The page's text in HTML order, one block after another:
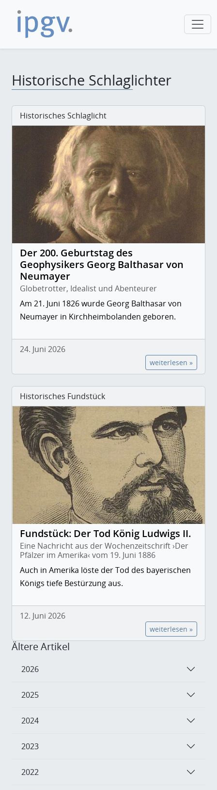
Historische Schlaglichter
Historisches Schlaglicht
Der 200. Geburtstag des
Geophysikers Georg Balthasar von
Neumayer
Globetrotter, Idealist und Abenteurer
Am 21. Juni 1826 wurde Georg Balthasar von
Neumayer in Kirchheimbolanden geboren.
24. Juni 2026
weiterlesen »
Historisches Fundstück
Fundstück: Der Tod König Ludwigs II.
Eine Nachricht aus der Wochenzeitschrift ›Der
Pfälzer im Amerika‹ vom 19. Juni 1886
Auch in Amerika löste der Tod des bayerischen
Königs tiefe Bestürzung aus.
12. Juni 2026
weiterlesen »
Ältere Artikel
2026
2025
2024
2023
2022